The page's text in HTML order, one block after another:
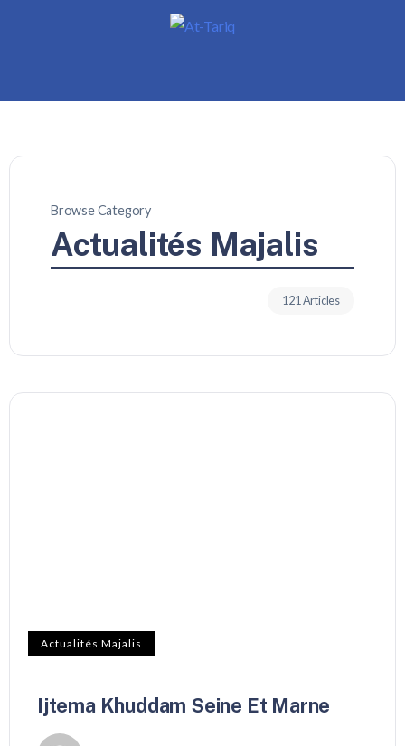
Browse Category
Actualités Majalis
121 Articles
Actualités Majalis
Ijtema Khuddam Seine Et Marne